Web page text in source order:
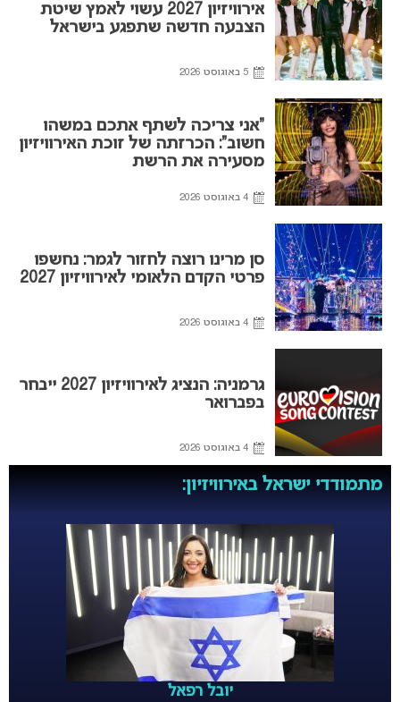
אירוויזיון 2027 עשוי לאמץ שיטת
הצבעה חדשה שתפגע בישראל
5 באוגוסט 2026
“אני צריכה לשתף אתכם במשהו
חשוב”: הכרזתה של זוכת האירוויזיון
מסעירה את הרשת
4 באוגוסט 2026
סן מרינו רוצה לחזור לגמר: נחשפו
פרטי הקדם הלאומי לאירוויזיון 2027
4 באוגוסט 2026
גרמניה: הנציג לאירוויזיון 2027 ייבחר
בפברואר
4 באוגוסט 2026
מתמודדי ישראל באירוויזיון:
יובל רפאל